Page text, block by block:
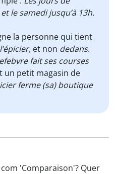
le samedi jusqu’à 13h.
la personne qui tient
et non dedans.
fait ses courses
un petit magasin de
ferme (sa) boutique
'Comparaison'? Quer